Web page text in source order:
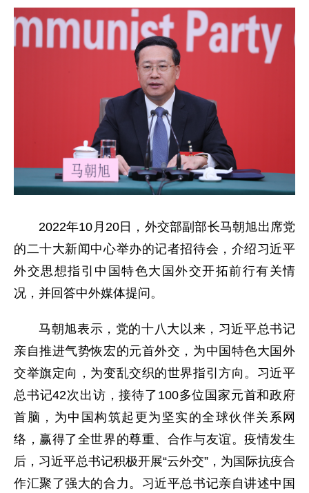
2022年10月20日，外交部副部长马朝旭出席党
的二十大新闻中心举办的记者招待会，介绍习近平
外交思想指引中国特色大国外交开拓前行有关情
况，并回答中外媒体提问。
马朝旭表示，党的十八大以来，习近平总书记
亲自推进气势恢宏的元首外交，为中国特色大国外
交举旗定向，为变乱交织的世界指引方向。习近平
总书记42次出访，接待了100多位国家元首和政府
首脑，为中国构筑起更为坚实的全球伙伴关系网
络，赢得了全世界的尊重、合作与友谊。疫情发生
后，习近平总书记积极开展“云外交”，为国际抗疫合
作汇聚了强大的合力。习近平总书记亲自讲述中国